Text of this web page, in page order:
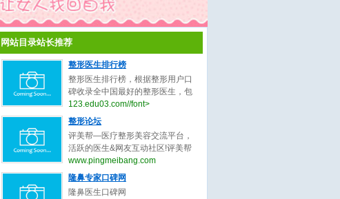
网站目录站长推荐
整形医生排行榜
整形医生排行榜，根据整形用户口
碑收录全中国最好的整形医生，包
括不限于整形外科医生、微整形医
生、鼻子整形医生、眼睛整形医
生。
123.edu03.com//font>
整形论坛
评美帮—医疗整形美容交流平台，
活跃的医生&网友互动社区!评美帮
（www.pingmeibang.com）是目前
国内最大最专业最权威的整形美容
www.pingmeibang.com
隆鼻专家口碑网
隆鼻医生口碑网